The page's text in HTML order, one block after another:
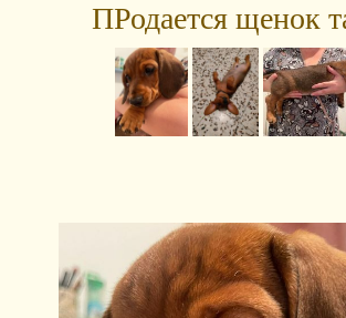
ПРодается щенок